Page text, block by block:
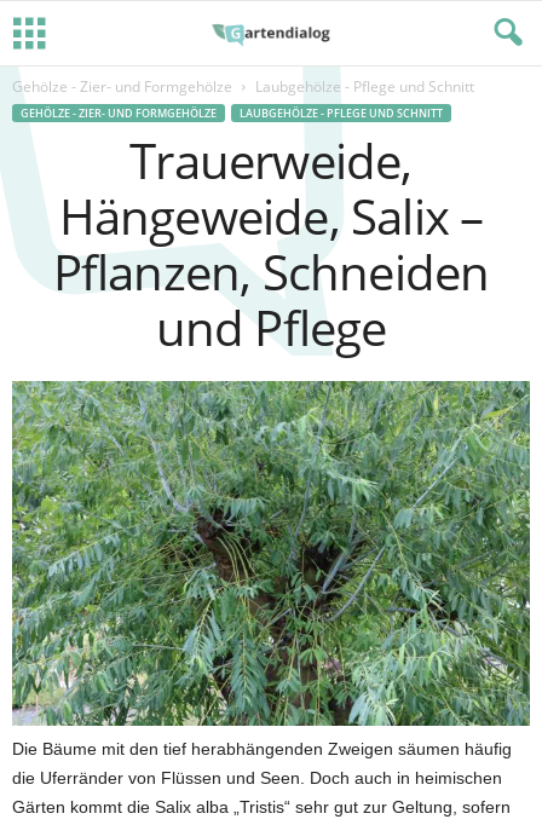
Gehölze - Zier- und Formgehölze Laubgehölze - Pflege und Schnitt
GEHÖLZE - ZIER- UND FORMGEHÖLZE LAUBGEHÖLZE - PFLEGE UND SCHNITT
Trauerweide,
Hängeweide, Salix –
Pflanzen, Schneiden
und Pflege
Die Bäume mit den tief herabhängenden Zweigen säumen häufig
die Uferränder von Flüssen und Seen. Doch auch in heimischen
Gärten kommt die Salix alba „Tristis“ sehr gut zur Geltung, sofern